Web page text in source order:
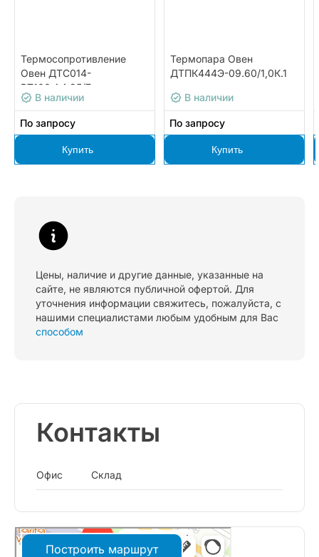
Термосопротивление
Овен ДТС014-
РТ100.А4.25/7
В наличии
По запросу
Купить
Термопара Овен
ДТПК444Э-09.60/1,0К.1
В наличии
По запросу
Купить
Цены, наличие и другие данные, указанные на
сайте, не являются публичной офертой. Для
уточнения информации свяжитесь, пожалуйста, с
нашими специалистами любым удобным для Вас
способом
Контакты
Офис Склад
Построить маршрут